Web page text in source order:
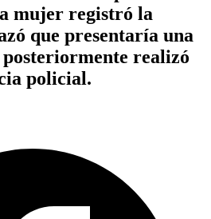
mujer registró la
que presentaría una
realizó
policial.